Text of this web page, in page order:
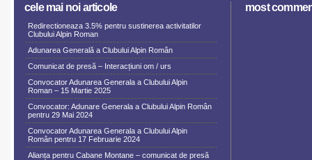
cele mai noi articole
Redirectioneaza 3.5% pentru sustinerea activitatilor
Clubului Alpin Roman
Adunarea Generală a Clubului Alpin Român
Comunicat de presă – Interacțiuni om / urs
Convocator Adunarea Generala a Clubului Alpin
Roman – 15 Martie 2025
Convocator: Adunare Generala a Clubului Alpin Român
pentru 29 Mai 2024
Convocator Adunarea Generala a Clubului Alpin
Român pentru 17 Februarie 2024
Alianța pentru Cabane Montane – comunicat de presă
most